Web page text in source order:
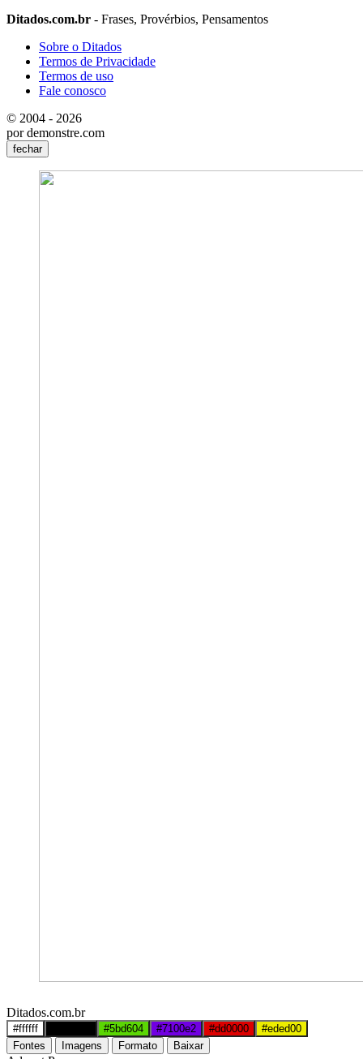
Ditados.com.br - Frases, Provérbios, Pensamentos
Sobre o Ditados
Termos de Privacidade
Termos de uso
Fale conosco
© 2004 - 2026
por demonstre.com
fechar
Ditados.com.br
#ffffff #5bd604 #7100e2 #dd0000
#eded00
Fontes
Imagens Formato Baixar